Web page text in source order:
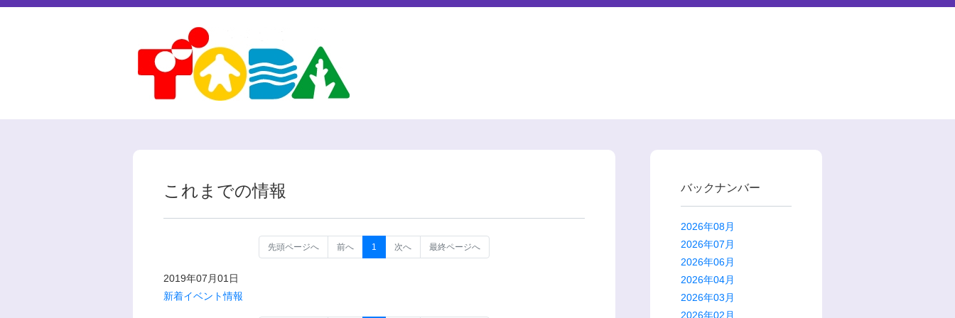
これまでの情報
先頭ページへ 前へ 1 次へ 最終ページへ
2019年07月01日
新着イベント情報
バックナンバー
2026年08月
2026年07月
2026年06月
2026年04月
2026年03月
2026年02月